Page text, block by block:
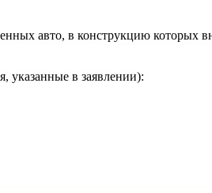
авто, в конструкцию
указанные в заявлении):